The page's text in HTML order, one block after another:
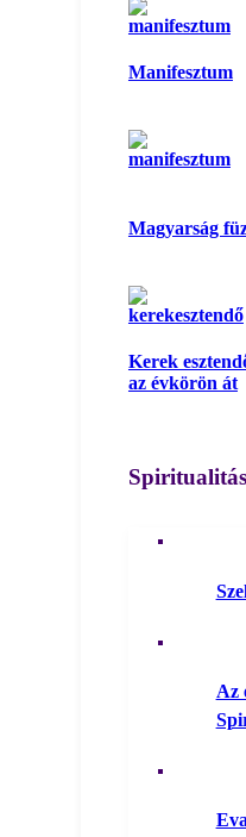
Manifesztum
Magyarság
Kerek
az évkörön át
Spiritualitás
Az